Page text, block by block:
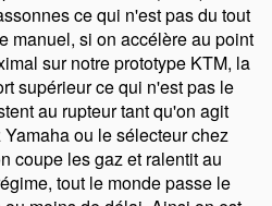
ce qui n'est pas du tout
manuel, si on accélère au point
sur notre prototype KTM, la
supérieur ce qui n'est pas le
au rupteur tant qu'on agit
ou le sélecteur chez
coupe les gaz et ralentit au
tout le monde passe le